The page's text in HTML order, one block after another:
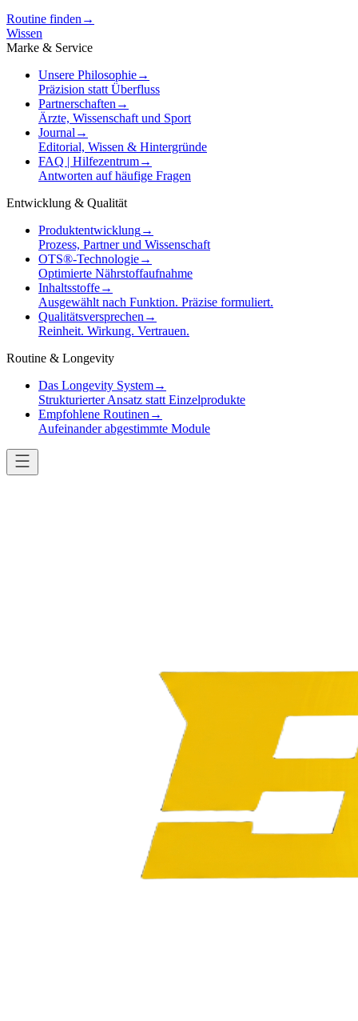
Routine finden→
Wissen
Marke & Service
Unsere Philosophie→
Präzision statt Überfluss
Partnerschaften→
Ärzte, Wissenschaft und Sport
Journal→
Editorial, Wissen & Hintergründe
FAQ | Hilfezentrum→
Antworten auf häufige Fragen
Entwicklung & Qualität
Produktentwicklung→
Prozess, Partner und Wissenschaft
OTS®-Technologie→
Optimierte Nährstoffaufnahme
Inhaltsstoffe→
Ausgewählt nach Funktion. Präzise formuliert.
Qualitätsversprechen→
Reinheit. Wirkung. Vertrauen.
Routine & Longevity
Das Longevity System→
Strukturierter Ansatz statt Einzelprodukte
Empfohlene Routinen→
Aufeinander abgestimmte Module